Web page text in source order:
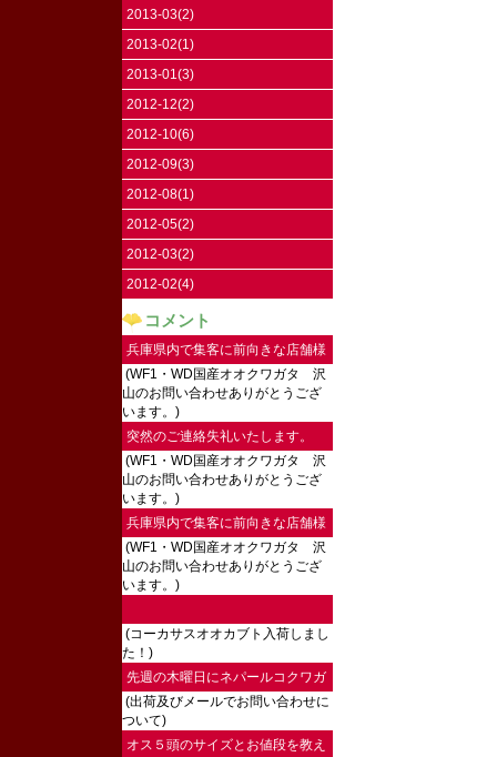
2013-03(2)
2013-02(1)
2013-01(3)
2012-12(2)
2012-10(6)
2012-09(3)
2012-08(1)
2012-05(2)
2012-03(2)
2012-02(4)
コメント
兵庫県内で集客に前向きな店舗様
にご連絡し...
(WF1・WD国産オオクワガタ 沢
山のお問い合わせありがとうござ
います。)
突然のご連絡失礼いたします。
2026...
(WF1・WD国産オオクワガタ 沢
山のお問い合わせありがとうござ
います。)
兵庫県内で集客に前向きな店舗様
にご連絡し...
(WF1・WD国産オオクワガタ 沢
山のお問い合わせありがとうござ
います。)
(コーカサスオオカブト入荷しまし
た！)
先週の木曜日にネパールコクワガ
タ♀を注文...
(出荷及びメールでお問い合わせに
ついて)
オス５頭のサイズとお値段を教え